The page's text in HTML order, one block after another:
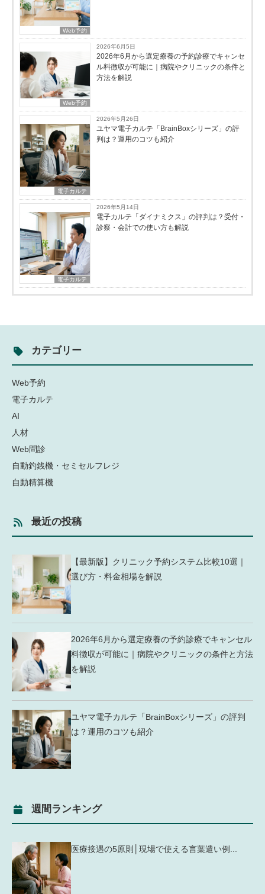
Web予約
Web予約
2026年6月5日
2026年6月から選定療養の予約診療でキャンセ
ル料徴収が可能に｜病院やクリニックの条件と
方法を解説
電子カルテ
2026年5月26日
ユヤマ電子カルテ「BrainBoxシリーズ」の評
判は？運用のコツも紹介
電子カルテ
2026年5月14日
電子カルテ「ダイナミクス」の評判は？受付・
診察・会計での使い方も解説
カテゴリー
Web予約
電子カルテ
AI
人材
Web問診
自動釣銭機・セミセルフレジ
自動精算機
最近の投稿
【最新版】クリニック予約システム比較10選｜
選び方・料金相場を解説
2026年6月から選定療養の予約診療でキャンセル
料徴収が可能に｜病院やクリニックの条件と方法
を解説
ユヤマ電子カルテ「BrainBoxシリーズ」の評判
は？運用のコツも紹介
週間ランキング
医療接遇の5原則│現場で使える言葉遣い例...